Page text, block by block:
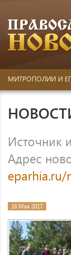
МИТРОПОЛИИ И
Источник
Адрес
16 Мая 2017